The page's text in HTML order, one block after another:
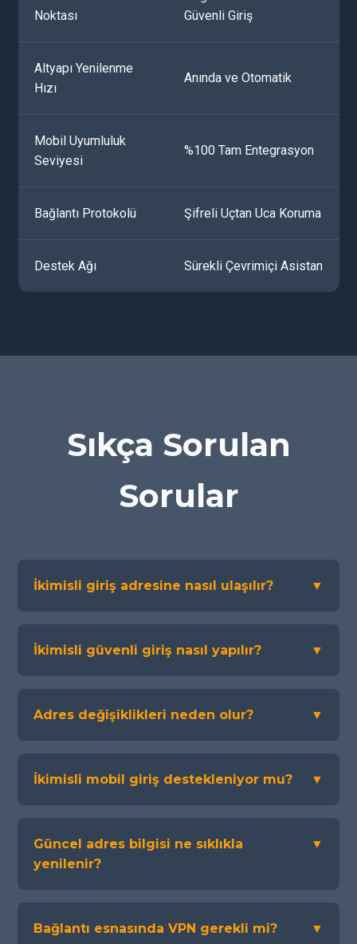
Noktası
Güvenli Giriş
Altyapı Yenilenme
Hızı
Anında ve Otomatik
Mobil Uyumluluk
Seviyesi
%100 Tam Entegrasyon
Bağlantı Protokolü Şifreli Uçtan Uca Koruma
Destek Ağı Sürekli Çevrimiçi Asistan
Sıkça Sorulan
Sorular
İkimisli giriş adresine nasıl ulaşılır? ▼
İkimisli güvenli giriş nasıl yapılır? ▼
Adres değişiklikleri neden olur? ▼
İkimisli mobil giriş destekleniyor mu? ▼
Güncel adres bilgisi ne sıklıkla
yenilenir?
▼
Bağlantı esnasında VPN gerekli mi? ▼